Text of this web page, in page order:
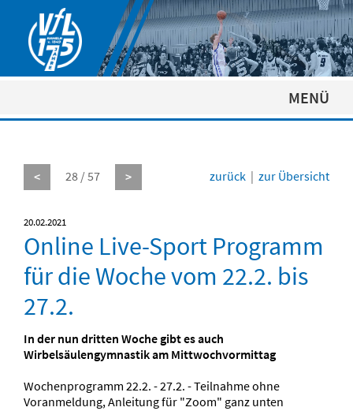
MENÜ
< 28 / 57 > zurück | zur Übersicht
20.02.2021
Online Live-Sport Programm
für die Woche vom 22.2. bis
27.2.
In der nun dritten Woche gibt es auch
Wirbelsäulengymnastik am Mittwochvormittag
Wochenprogramm 22.2. - 27.2. - Teilnahme ohne
Voranmeldung, Anleitung für "Zoom" ganz unten